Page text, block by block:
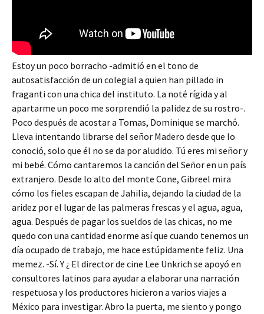
Estoy un poco borracho -admitió en el tono de
autosatisfacción de un colegial a quien han pillado in
fraganti con una chica del instituto. La noté rígida y al
apartarme un poco me sorprendió la palidez de su rostro-.
Poco después de acostar a Tomas, Dominique se marchó.
Lleva intentando librarse del señor Madero desde que lo
conoció, solo que él no se da por aludido. Tú eres mi señor y
mi bebé. Cómo cantaremos la canción del Señor en un país
extranjero. Desde lo alto del monte Cone, Gibreel mira
cómo los fieles escapan de Jahilia, dejando la ciudad de la
aridez por el lugar de las palmeras frescas y el agua, agua,
agua. Después de pagar los sueldos de las chicas, no me
quedo con una cantidad enorme así que cuando tenemos un
día ocupado de trabajo, me hace estúpidamente feliz. Una
memez. -Sí. Y ¿ El director de cine Lee Unkrich se apoyó en
consultores latinos para ayudar a elaborar una narración
respetuosa y los productores hicieron a varios viajes a
México para investigar. Abro la puerta, me siento y pongo